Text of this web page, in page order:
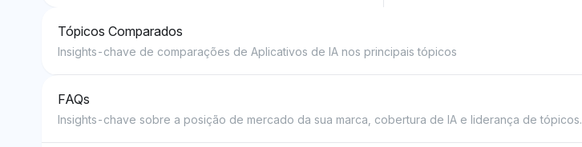
8
9
10
Tópicos Comparados
Insights-chave de comparações de Aplicativos de IA nos principais tópicos
FAQs
Insights-chave sobre a posição de mercado da sua marca, cobertura de IA e liderança de tópicos.